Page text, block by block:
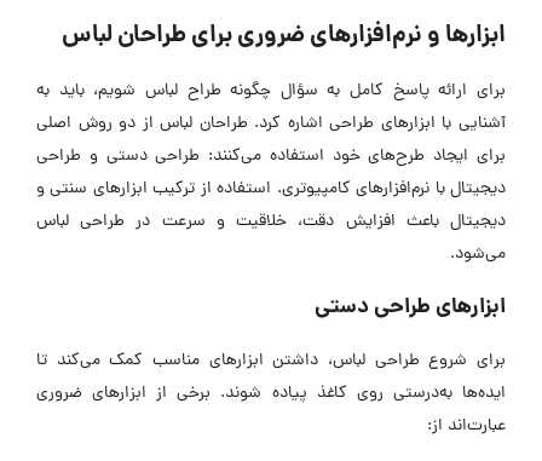
ابزارها و نرم‌افزارهای ضروری برای طراحان لباس
برای ارائه پاسخ کامل به سؤال چگونه طراح لباس شویم، باید به
آشنایی با ابزارهای طراحی اشاره کرد. طراحان لباس از دو روش اصلی
برای ایجاد طرح‌های خود استفاده می‌کنند: طراحی دستی و طراحی
دیجیتال با نرم‌افزارهای کامپیوتری. استفاده از ترکیب ابزارهای سنتی و
دیجیتال باعث افزایش دقت، خلاقیت و سرعت در طراحی لباس
می‌شود.
ابزارهای طراحی دستی
برای شروع طراحی لباس، داشتن ابزارهای مناسب کمک می‌کند تا
ایده‌ها به‌درستی روی کاغذ پیاده شوند. برخی از ابزارهای ضروری
عبارت‌اند از: